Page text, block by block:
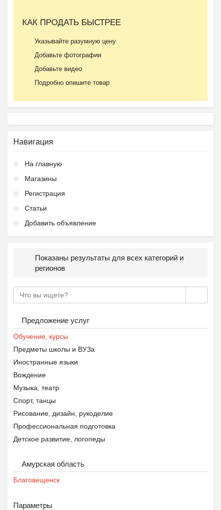
КАК ПРОДАТЬ БЫСТРЕЕ
Указывайте разумную цену
Добавьте фотографии
Добавьте видео
Подробно опишите товар
Навигация
На главную
Магазины
Регистрация
Статьи
Добавить объявление
Показаны результаты для всех категорий и
регионов
Предложение услуг
Обучение, курсы
Предметы школы и ВУЗа
Иностранные языки
Вождение
Музыка, театр
Спорт, танцы
Рисование, дизайн, рукоделие
Профессиональная подготовка
Детское развитие, логопеды
Амурская область
Благовещенск
Параметры